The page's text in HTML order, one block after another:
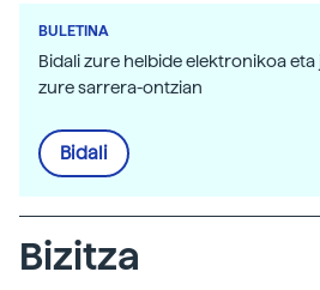
BULETINA
Bidali zure helbide elektronikoa
zure sarrera-ontzian
Bidali
Bizitza